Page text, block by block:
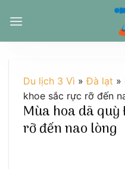
đến
Du lịch 3 Vì »Đà lạt »
khoe sắc rực rỡ đến
Mùa hoa dã
rỡ đến nao lòng